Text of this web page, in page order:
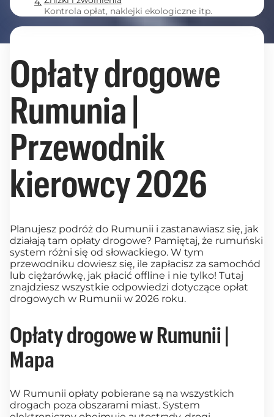
Kontrola opłat, naklejki ekologiczne itp.
Opłaty drogowe
Rumunia |
Przewodnik
kierowcy 2026
Planujesz podróż do Rumunii i zastanawiasz się, jak
działają tam opłaty drogowe? Pamiętaj, że rumuński
system różni się od słowackiego. W tym
przewodniku dowiesz się, ile zapłacisz za samochód
lub ciężarówkę, jak płacić offline i nie tylko! Tutaj
znajdziesz wszystkie odpowiedzi dotyczące opłat
drogowych w Rumunii w 2026 roku.
Opłaty drogowe w Rumunii |
Mapa
W Rumunii opłaty pobierane są na wszystkich
drogach poza obszarami miast. System